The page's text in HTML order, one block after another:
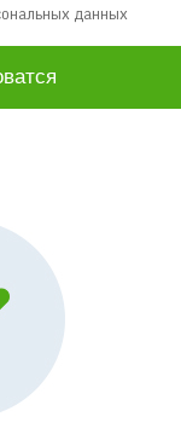
данных